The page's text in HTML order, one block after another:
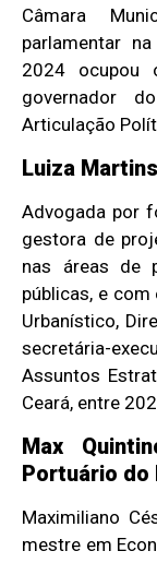
Câmara
parlamentar
2024 ocupou
governador
Articulação
Luiza
Advogada por
gestora de
nas áreas de
públicas, e com
Urbanístico,
secretária-
Assuntos
Ceará, entre
Max
Portuário do
Maximiliano
mestre em